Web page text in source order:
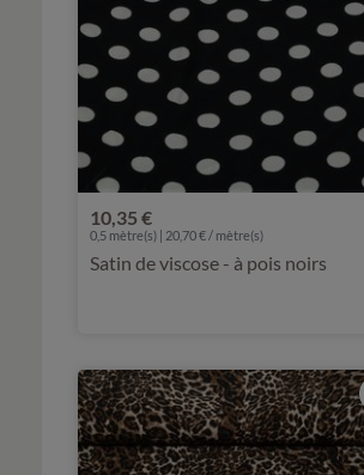
10,35 €
0,5 mètre(s) | 20,70 € / mètre(s)
Satin de viscose - à pois noirs